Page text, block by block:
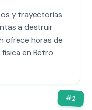
y trayectorias
a destruir
ofrece horas de
en Retro
#2